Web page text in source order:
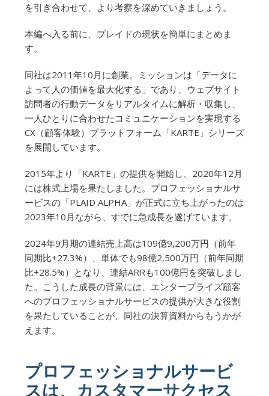
を引き合わせて、より考察を深めていきましょう。
本編へ入る前に、プレイドの現状を簡単にまとめま
す。
同社は2011年10月に創業。ミッションは「データに
よって人の価値を最大化する」であり、ウェブサイト
訪問者の行動データをリアルタイムに解析・収集し、
一人ひとりに合わせたコミュニケーションを実現する
CX（顧客体験）プラットフォーム「KARTE」シリーズ
を展開しています。
2015年より「KARTE」の提供を開始し、2020年12月
には株式上場を果たしました。プロフェッショナルサ
ービスの「PLAID ALPHA」が正式に立ち上がったのは
2023年10月ながら、すでに急成長を遂げています。
2024年9月期の連結売上高は109億9,200万円（前年
同期比+27.3%）、単体でも98億2,500万円（前年同期
比+28.5%）となり、連結ARRも100億円を突破しまし
た。こうした成長の背景には、エンタープライズ顧客
へのプロフェッショナルサービスの提供が大きな役割
を果たしていることが、同社の決算資料からもうかが
えます。
プロフェッショナルサービ
スは、カスタマーサクセス